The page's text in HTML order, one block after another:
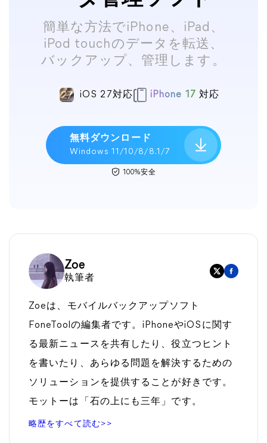
簡単な方法でiPhone、iPad、
iPod touchのデータを転送、
バックアップ、管理します。
iOS 27対応 iPhone 17 対応
無料ダウンロード
Windows 11/10/8/8.1/7
100%安全
Zoe
執筆者
Zoeは、モバイルバックアップソフト
FoneToolの編集者です。iPhoneやiOSに関す
る最新ニュースを共有したり、役立つヒント
を書いたり、あらゆる問題を解決するための
ソリューションを提供することが好きです。
モットーは「石の上にも三年」です。
略歴をすべて読む>>